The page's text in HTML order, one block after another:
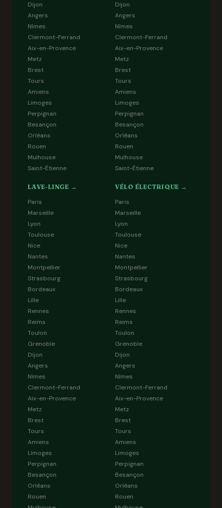
Dijon
Angers
Nîmes
Clermont-Ferrand
Aix-en-Provence
Metz
Brest
Tours
Amiens
Limoges
Perpignan
Besançon
Orléans
Rouen
Mulhouse
Saint-Étienne
Dijon
Angers
Nîmes
Clermont-Ferrand
Aix-en-Provence
Metz
Brest
Tours
Amiens
Limoges
Perpignan
Besançon
Orléans
Rouen
Mulhouse
Saint-Étienne
LAVE-LINGE →
Paris
Marseille
Lyon
Toulouse
Nice
Nantes
Montpellier
Strasbourg
Bordeaux
Lille
Rennes
Reims
Toulon
Grenoble
Dijon
Angers
Nîmes
Clermont-Ferrand
Aix-en-Provence
Metz
Brest
Tours
Amiens
Limoges
Perpignan
Besançon
Orléans
Rouen
VÉLO ÉLECTRIQUE →
Paris
Marseille
Lyon
Toulouse
Nice
Nantes
Montpellier
Strasbourg
Bordeaux
Lille
Rennes
Reims
Toulon
Grenoble
Dijon
Angers
Nîmes
Clermont-Ferrand
Aix-en-Provence
Metz
Brest
Tours
Amiens
Limoges
Perpignan
Besançon
Orléans
Rouen